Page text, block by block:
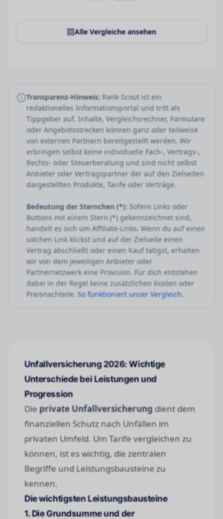
Alle Vergleiche ansehen
Transparenz-Hinweis: Rank-Scout ist ein
redaktionelles Informationsportal und tritt als
Tippgeber auf. Inhalte, Vergleichsrechner, Formulare
oder Angebotsstrecken können ganz oder teilweise
von externen Partnern bereitgestellt werden. Wir
erbringen selbst keine individuelle Fach-, Vertrags-,
Rechts- oder Steuerberatung und sind nicht selbst
Anbieter oder Vertragspartner der auf den Zielseiten
dargestellten Produkte, Tarife oder Verträge.
Bedeutung der Sternchen (*): Sofern Links oder
Buttons mit einem Stern (*) gekennzeichnet sind,
handelt es sich um Affiliate-Links. Wenn du auf einen
solchen Link klickst und auf der Zielseite einen
Vertrag abschließt oder einen Kauf tätigst, erhalten
wir von dem jeweiligen Anbieter oder
Partnernetzwerk eine Provision. Für dich entstehen
dabei in der Regel keine zusätzlichen Kosten oder
Preisnachteile. So funktioniert unser Vergleich.
Unfallversicherung 2026: Wichtige
Unterschiede bei Leistungen und
Progression
Dieprivate Unfallversicherungdient dem
finanziellen Schutz nach Unfällen im
privaten Umfeld. Um Tarife vergleichen zu
können, ist es wichtig, die zentralen
Begriffe und Leistungsbausteine zu
kennen.
Die wichtigsten Leistungsbausteine
1. Die Grundsumme und der